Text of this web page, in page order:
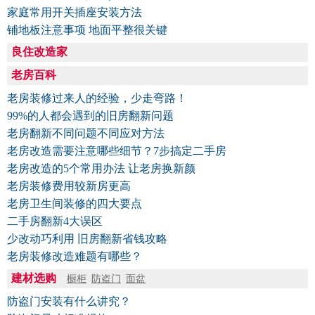
家庭常用开关插座安装方法
铺地板注意事项 地面平整很关键
良住改造家
老房百科
老房装修过来人的经验，少走弯路！
99%的人都会遇到的旧房翻新问题
老房翻新不同问题不同应对方法
老房改造需要注意哪些细节？7步搞定二手房
老房改造的5个常用办法 让老房换新颜
老房装修费用较新房更高
老房卫生间装修的四大要点
二手房翻新4大误区
少改动巧利用 旧房翻新省钱攻略
老房装修改造难题有哪些？
建材选购
橱柜 防盗门 面盆
防盗门安装有什么讲究？